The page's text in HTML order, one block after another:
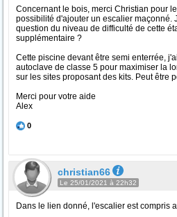
Concernant le bois, merci Christian pour
possibilité d'ajouter un escalier maçonné.
question du niveau de difficulté de cette
supplémentaire ?
Cette piscine devant être semi enterrée,
autoclave de classe 5 pour maximiser la
sur les sites proposant des kits. Peut être
Merci pour votre aide
Alex
0
christian66
Le 25/01/2021 à 22h32
Dans le lien donné, l'escalier est compris